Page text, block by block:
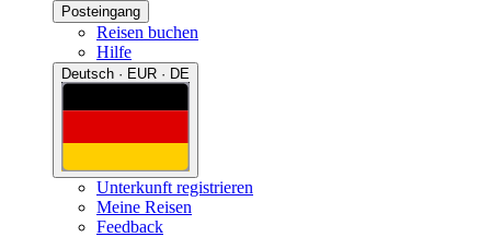
Posteingang
Reisen buchen
Hilfe
Deutsch · EUR · DE
Unterkunft registrieren
Meine Reisen
Feedback